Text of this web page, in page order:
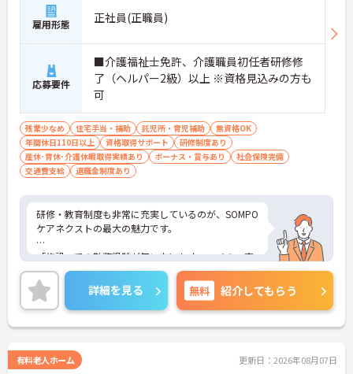
雇用形態 正社員(正職員)
応募要件
■介護福祉士免許、介護職員初任者研修修
了（ヘルパー2級）以上 ※資格見込みの方も
可
残業少なめ 住宅手当・補助 託児所・育児補助
無資格OK
年間休日110日以上
資格取得サポート
研修制度あり
産休･育休･介護休暇取得実績あり
ボーナス・賞与あり
社会保険完備
交通費支給
退職金制度あり
研修・教育制度も非常に充実しているのが、SOMPO
ケアネクストの最大の魅力です。
「施設」での勤務経験が無い方にもオススメの、充
実の受け入れ態勢が完備されています。2016年4月
に東京都港区の本社近くに「研修センター」がOPE
N！模擬施設となっており、全職種共通でリアルな
研修が受けられます。このような取り組みも業界で
は非常にめずらしいものとなっており、社員思いの
く働くにはオススメの環境です。
詳細を見る 無料 紹介してもらう
有料老人ホーム 更新日：2026年08月07日